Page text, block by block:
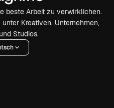
beste Arbeit zu verwirklichen.
Kreativen, Unternehmen,
Studios.